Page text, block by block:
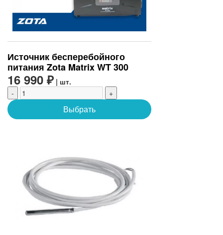
Источник бесперебойного
питания Zota Matrix WT 300
16 990 ₽ | шт.
-
+
Выбрать